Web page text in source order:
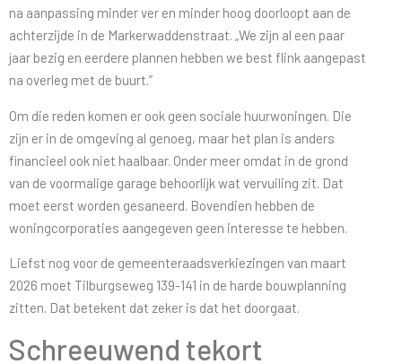
na aanpassing minder ver en minder hoog doorloopt aan de
achterzijde in de Markerwaddenstraat. „We zijn al een paar
jaar bezig en eerdere plannen hebben we best flink aangepast
na overleg met de buurt.”
Om die reden komen er ook geen sociale huurwoningen. Die
zijn er in de omgeving al genoeg, maar het plan is anders
financieel ook niet haalbaar. Onder meer omdat in de grond
van de voormalige garage behoorlijk wat vervuiling zit. Dat
moet eerst worden gesaneerd. Bovendien hebben de
woningcorporaties aangegeven geen interesse te hebben.
Liefst nog voor de gemeenteraadsverkiezingen van maart
2026 moet Tilburgseweg 139-141 in de harde bouwplanning
zitten. Dat betekent dat zeker is dat het doorgaat.
Schreeuwend tekort